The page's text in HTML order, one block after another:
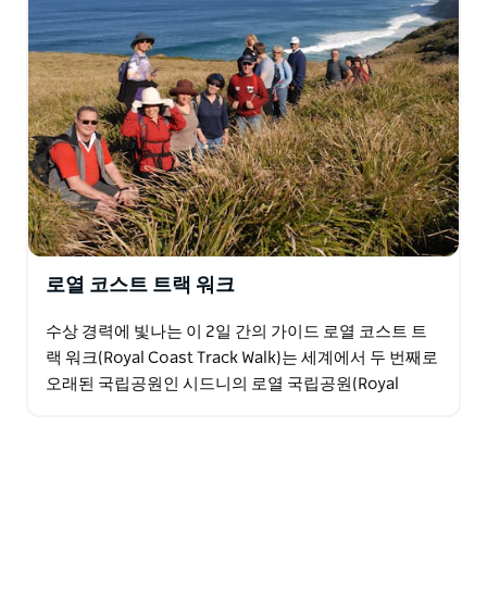
로열 코스트 트랙 워크
수상 경력에 빛나는 이 2일 간의 가이드 로열 코스트 트
랙 워크(Royal Coast Track Walk)는 세계에서 두 번째로
오래된 국립공원인 시드니의 로열 국립공원(Royal